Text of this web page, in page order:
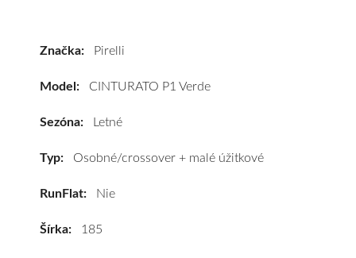
88H
Značka: Pirelli
Model: CINTURATO P1 Verde
Sezóna: Letné
Typ: Osobné/crossover + malé úžitkové
RunFlat: Nie
Šírka: 185